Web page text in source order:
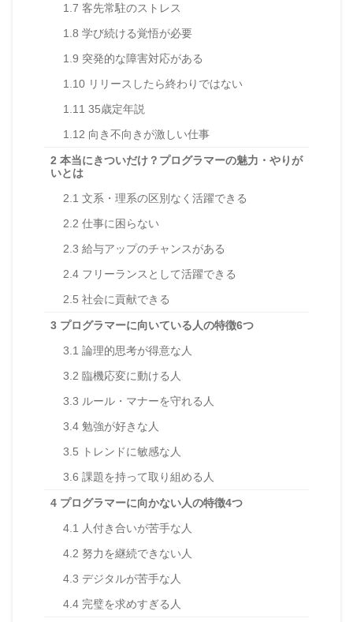
1.7 客先常駐のストレス
1.8 学び続ける覚悟が必要
1.9 突発的な障害対応がある
1.10 リリースしたら終わりではない
1.11 35歳定年説
1.12 向き不向きが激しい仕事
2 本当にきついだけ？プログラマーの魅力・やりが
いとは
2.1 文系・理系の区別なく活躍できる
2.2 仕事に困らない
2.3 給与アップのチャンスがある
2.4 フリーランスとして活躍できる
2.5 社会に貢献できる
3 プログラマーに向いている人の特徴6つ
3.1 論理的思考が得意な人
3.2 臨機応変に動ける人
3.3 ルール・マナーを守れる人
3.4 勉強が好きな人
3.5 トレンドに敏感な人
3.6 課題を持って取り組める人
4 プログラマーに向かない人の特徴4つ
4.1
人付き合いが苦手な人
4.2 努力を継続できない人
4.3 デジタルが苦手な人
4.4 完璧を求めすぎる人